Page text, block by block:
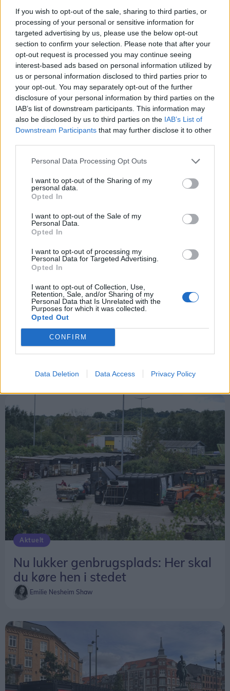
If you wish to opt-out of the sale, sharing to third parties, or
processing of your personal or sensitive information for
targeted advertising by us, please use the below opt-out
section to confirm your selection. Please note that after your
opt-out request is processed you may continue seeing
interest-based ads based on personal information utilized by
us or personal information disclosed to third parties prior to
your opt-out. You may separately opt-out of the further
disclosure of your personal information by third parties on the
IAB’s list of downstream participants. This information may
also be disclosed by us to third parties on the IAB’s List of
Downstream Participants that may further disclose it to other
Personal Data Processing Opt Outs
I want to opt-out of the Sharing of my
personal data.
Opted In
I want to opt-out of the Sale of my
Personal Data.
Opted In
I want to opt-out of processing my
Personal Data for Targeted Advertising.
Opted In
I want to opt-out of Collection, Use,
Retention, Sale, and/or Sharing of my
Personal Data that Is Unrelated with the
Purposes for which it was collected.
Opted Out
CONFIRM
Data Deletion Data Access Privacy Policy
Fra mandag 10. august til fredag 21. august
holder genbrugspladsen på Over Kæret i Aalborg
lukket på grund af asfaltarbejde.
Lukningen skyldes, at Aalborg Kommune lægger
ny asfalt på hovedvejen ind til genbrugspladsen
som led i et større vejarbejde på Over Kæret og i
krydset ved Th. Sauers Vej.
Mens genbrugspladsen er lukket, henvises
Sundsholmen Genbrugsplads, Nørresundby, som
har adressen Sundsholmen 20, 9400
Åbningstiderne er mandag til fredag kl. 10.00-
18.00 og lørdag samt søndag kl. 08.00-18.00.
Storvorde Genbrugsplads, der har adressen
Engvej 26, 9280 Storvorde. Åbningstiderne er
mandag til fredag kl. 12.00-18.00 og lørdag samt
søndag kl. 08.00-18.00.
Asfaltarbejdet er planlagt til uge 33 og 34. Hvis
tidsplanen holder, genåbner genbrugspladsen på
Over Kæret fredag den 21. august.
Vis mere
Del artikel
Kategorier
Events
Aktuelt
Mennesker
Shopping
Mad & drikke
Nyeste
Aktuelt
Nu lukker genbrugsplads: Her skal
du køre hen i stedet
Emilie Nesheim Shaw